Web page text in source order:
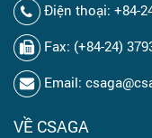
Điện thoại: +84-
Fax: (+84-24)
Email:
VỀ CSAGA